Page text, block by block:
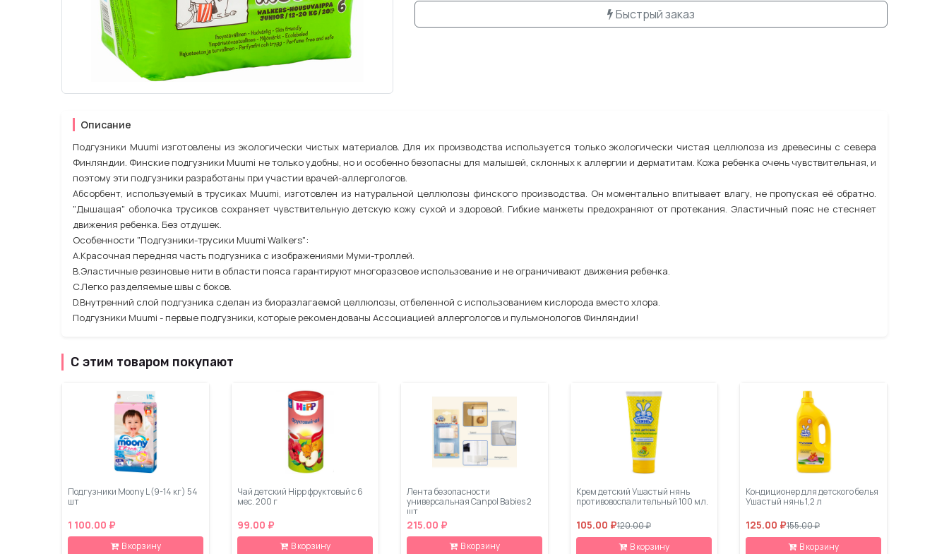
Быстрый заказ
Описание
Подгузники Muumi изготовлены из экологически чистых материалов. Для их производства используется только экологически чистая целлюлоза из древесины с севера
Финляндии. Финские подгузники Muumi не только удобны, но и особенно безопасны для малышей, склонных к аллергии и дерматитам. Кожа ребенка очень чувствительная, и
поэтому эти подгузники разработаны при участии врачей-аллергологов.
Абсорбент, используемый в трусиках Muumi, изготовлен из натуральной целлюлозы финского производства. Он моментально впитывает влагу, не пропуская её обратно.
"Дышащая" оболочка трусиков сохраняет чувствительную детскую кожу сухой и здоровой. Гибкие манжеты предохраняют от протекания. Эластичный пояс не стесняет
движения ребенка. Без отдушек.
Особенности "Подгузники-трусики Muumi Walkers":
A.Красочная передняя часть подгузника с изображениями Mуми-троллей.
B.Эластичные резиновые нити в области пояса гарантируют многоразовое использование и не ограничивают движения ребенка.
C.Легко разделяемые швы с боков.
D.Внутренний слой подгузника сделан из биоразлагаемой целлюлозы, отбеленной с использованием кислорода вместо хлора.
Подгузники Muumi - первые подгузники, которые рекомендованы Ассоциацией аллергологов и пульмонологов Финляндии!
С этим товаром покупают
Подгузники Moony L (9-14 кг) 54
шт
1 100.00 ₽
В корзину
Чай детский Hipp фруктовый с 6
мес. 200 г
99.00 ₽
В корзину
Лента безопасности
универсальная Canpol Babies 2
шт.
215.00 ₽
В корзину
Крем детский Ушастый нянь
противовоспалительный 100 мл.
105.00 ₽120.00 ₽
В корзину
Кондиционер для детского белья
Ушастый нянь 1,2 л
125.00 ₽155.00 ₽
В корзину